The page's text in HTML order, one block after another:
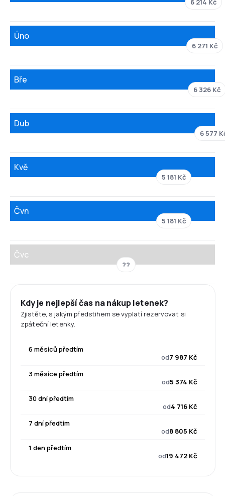
6 214 Kč
Úno
6 271 Kč
Bře
6 326 Kč
Dub
6 577
Kvě
5 181 Kč
Čvn
5 181 Kč
Čvc
??
Kdy je nejlepší čas na nákup letenek?
Zjistěte, s jakým předstihem se vyplatí rezervovat si
zpáteční letenky.
6 měsíců předtím
od7 987 Kč
3 měsíce předtím
od5 374 Kč
30 dní předtím
od4 716 Kč
7 dní předtím
od8 805 Kč
1 den předtím
od19 472 Kč